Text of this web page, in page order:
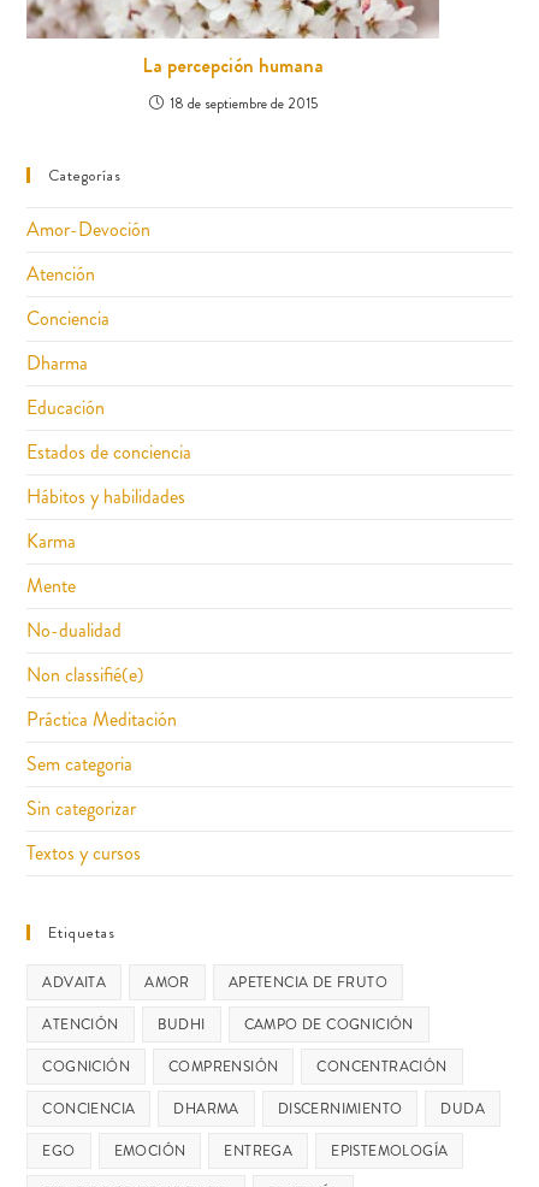
La percepción humana
18 de septiembre de 2015
Categorías
Amor-Devoción
Atención
Conciencia
Dharma
Educación
Estados de conciencia
Hábitos y habilidades
Karma
Mente
No-dualidad
Non classifié(e)
Práctica Meditación
Sem categoria
Sin categorizar
Textos y cursos
Etiquetas
ADVAITA AMOR
APETENCIA DE FRUTO
ATENCIÓN
BUDHI
CAMPO DE COGNICIÓN
COGNICIÓN
COMPRENSIÓN
CONCENTRACIÓN
CONCIENCIA
DHARMA DISCERNIMIENTO
DUDA
EGO
EMOCIÓN ENTREGA
EPISTEMOLOGÍA